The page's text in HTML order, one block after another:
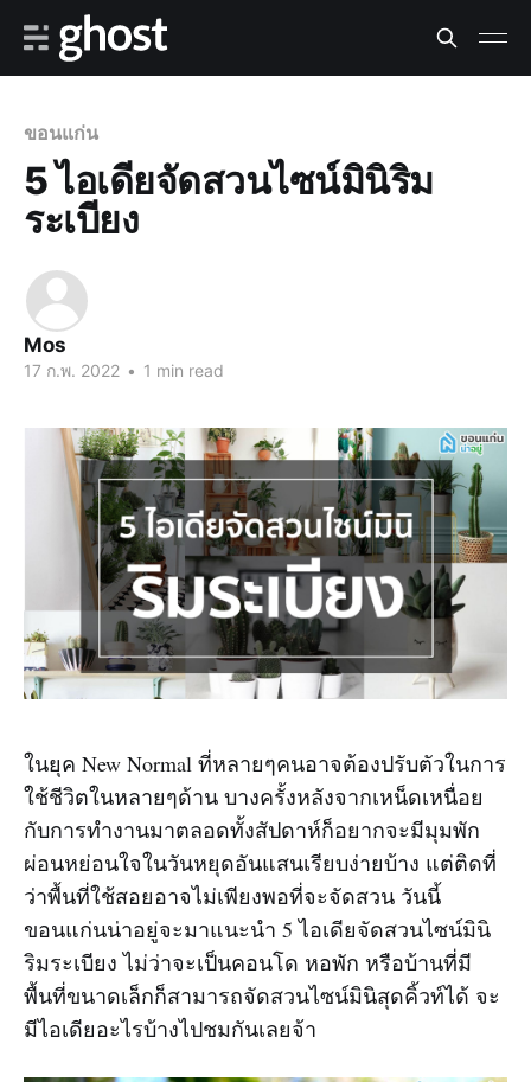
ขอนแก่น
5 ไอเดียจัดสวนไซน์มินิริม
ระเบียง
Mos
17 ก.พ. 2022 • 1 min read
ในยุค New Normal ที่หลายๆคนอาจต้องปรับตัวในการ
ใช้ชีวิตในหลายๆด้าน บางครั้งหลังจากเหน็ดเหนื่อย
กับการทำงานมาตลอดทั้งสัปดาห์ก็อยากจะมีมุมพัก
ผ่อนหย่อนใจในวันหยุดอันแสนเรียบง่ายบ้าง แต่ติดที่
ว่าพื้นที่ใช้สอยอาจไม่เพียงพอที่จะจัดสวน วันนี้
ขอนแก่นน่าอยู่จะมาแนะนำ 5 ไอเดียจัดสวนไซน์มินิ
ริมระเบียง ไม่ว่าจะเป็นคอนโด หอพัก หรือบ้านที่มี
พื้นที่ขนาดเล็กก็สามารถจัดสวนไซน์มินิสุดคิ้วท์ได้ จะ
มีไอเดียอะไรบ้างไปชมกันเลยจ้า